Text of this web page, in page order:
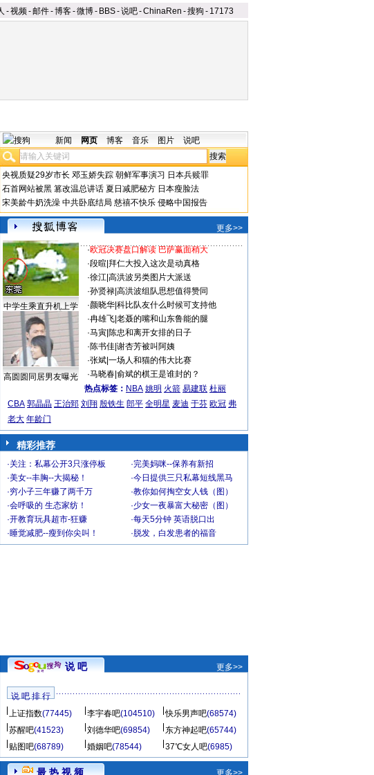
-视频-邮件-博客-微博- BBS-说吧-ChinaRen -搜狗 - 17173
新闻 网页 博客 音乐 图片 说吧
央视质疑29岁市长 邓玉娇失踪 朝鲜军事演习 日本兵赎罪
石首网站被黑 篡改温总讲话 夏日减肥秘方 日本瘦脸法
宋美龄牛奶洗澡 中共卧底结局 慈禧不快乐 侵略中国报告
更多>>
中学生乘直升机上学
高圆圆同居男友曝光
·欧冠决赛盘口解读 巴萨赢面稍大
·段暄 拜仁大投入这次是动真格
·徐江| 高洪波另类图片大派送
·孙贤禄| 高洪波组队思想值得赞同
·颜晓华| 科比队友什么时候可支持他
·冉雄飞| 老聂的嘴和山东鲁能的腿
·马寅| 陈忠和离开女排的日子
·陈书佳| 谢杏芳被叫阿姨
·张斌| 一场人和猫的伟大比赛
·马晓春| 俞斌的棋王是谁封的？
热点标签： NBA 姚明 火箭 易建联 杜丽
CBA 郭晶晶 王治郅 刘翔 殷铁生 郎平 全明星 麦迪 于芬 欧冠 弗
老大 年龄门
精彩推荐
·关注：私幕公开3只涨停板 ·完美妈咪--保养有新招
·美女--丰胸--大揭秘！ ·今日提供三只私幕短线黑马
·穷小子三年赚了两千万 ·教你如何掏空女人钱（图）
·会呼吸的 生态家纺！ ·少女一夜暴富大秘密（图）
·开教育玩具超市-狂赚 ·每天5分钟 英语脱口出
·睡觉减肥--瘦到你尖叫！ · 脱发，白发患者的福音
说 吧 更多>>
说 吧 排 行
上证指数(77445) 李宇春吧(104510) 快乐男声吧(68574)
苏醒吧(41523) 刘德华吧(69854) 东方神起吧(65744)
贴图吧(68789) 婚姻吧(78544) 37℃女人吧(6985)
最 热 视 频 更多>>